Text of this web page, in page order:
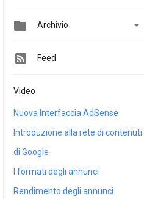
 Archivio 
Feed
Video
Nuova Interfaccia AdSense
Introduzione alla rete di contenuti
di Google
I formati degli annunci
Rendimento degli annunci